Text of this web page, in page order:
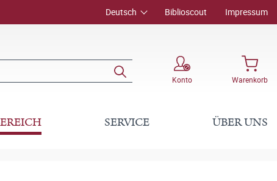
Deutsch Biblioscout Impressum
Konto Warenkorb
SERVICE ÜBER UNS